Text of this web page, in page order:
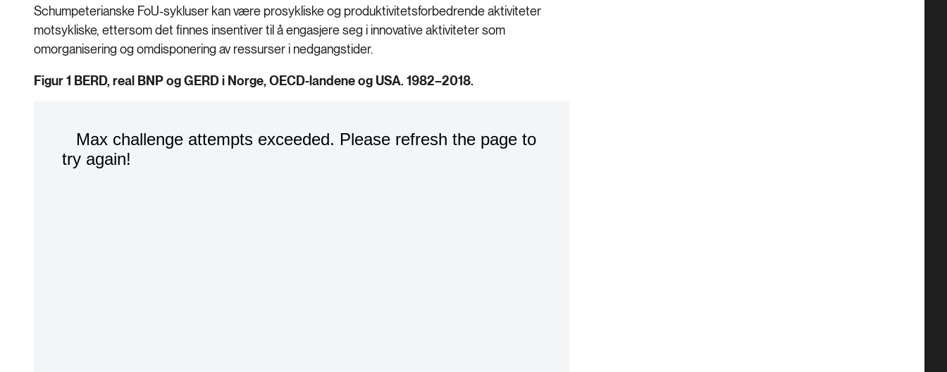
Schumpeterianske FoU-sykluser kan være prosykliske og produktivitetsforbedrende aktiviteter
motsykliske, ettersom det finnes insentiver til å engasjere seg i innovative aktiviteter som
omorganisering og omdisponering av ressurser i nedgangstider.
Figur 1 BERD, real BNP og GERD i Norge, OECD-landene og USA. 1982–2018.